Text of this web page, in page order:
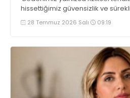
hissettiğimiz güvensizlik ve
verir. Bu nedenle kendimizi
hissettiğimiz ilişkiler, zaman
28 Temmuz 2026 Salı 09:19